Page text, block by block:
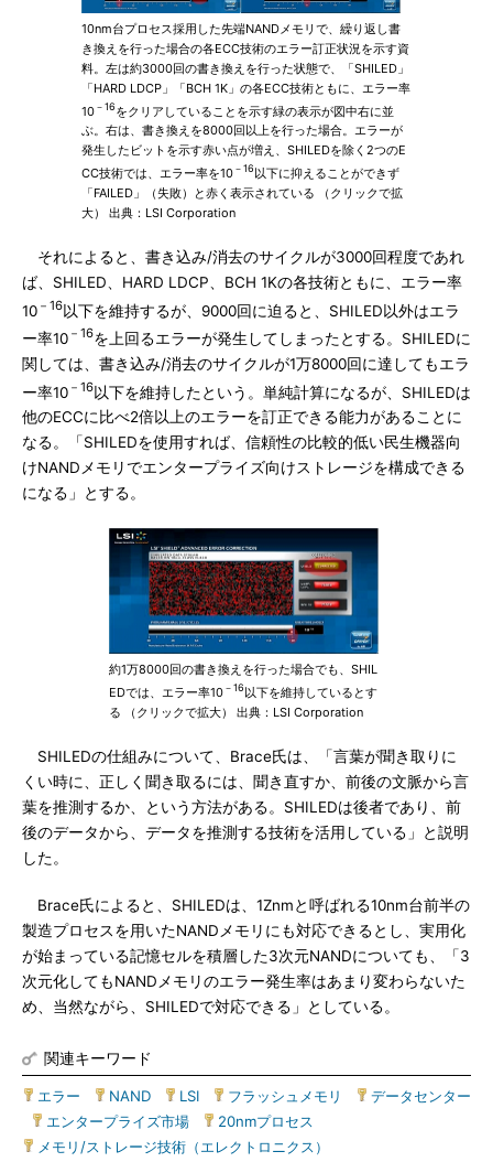
10nm台プロセス採用した先端NANDメモリで、繰り返し書
き換えを行った場合の各ECC技術のエラー訂正状況を示す資
料。左は約3000回の書き換えを行った状態で、「SHILED」
「HARD LDCP」「BCH 1K」の各ECC技術ともに、エラー率
10－16をクリアしていることを示す緑の表示が図中右に並
ぶ。右は、書き換えを8000回以上を行った場合。エラーが
発生したビットを示す赤い点が増え、SHILEDを除く2つのE
CC技術では、エラー率を10－16以下に抑えることができず
「FAILED」（失敗）と赤く表示されている （クリックで拡
大） 出典：LSI Corporation
それによると、書き込み/消去のサイクルが3000回程度であれ
ば、SHILED、HARD LDCP、BCH 1Kの各技術ともに、エラー率
10 －16以下を維持するが、9000回に迫ると、SHILED以外はエラ
ー率10 －16を上回るエラーが発生してしまったとする。SHILEDに
関しては、書き込み/消去のサイクルが1万8000回に達してもエラ
ー率10 －16以下を維持したという。単純計算になるが、SHILEDは
他のECCに比べ2倍以上のエラーを訂正できる能力があることに
なる。「SHILEDを使用すれば、信頼性の比較的低い民生機器向
けNANDメモリでエンタープライズ向けストレージを構成できる
になる」とする。
約1万8000回の書き換えを行った場合でも、SHIL
EDでは、エラー率10－16以下を維持しているとす
る （クリックで拡大） 出典：LSI Corporation
SHILEDの仕組みについて、Brace氏は、「言葉が聞き取りに
くい時に、正しく聞き取るには、聞き直すか、前後の文脈から言
葉を推測するか、という方法がある。SHILEDは後者であり、前
後のデータから、データを推測する技術を活用している」と説明
した。
Brace氏によると、SHILEDは、1Znmと呼ばれる10nm台前半の
製造プロセスを用いたNANDメモリにも対応できるとし、実用化
が始まっている記憶セルを積層した3次元NANDについても、「3
次元化してもNANDメモリのエラー発生率はあまり変わらないた
め、当然ながら、SHILEDで対応できる」としている。
関連キーワード
エラー NAND LSI フラッシュメモリ
データセンター
エンタープライズ市場 20nmプロセス
メモリ/ストレージ技術（エレクトロニクス）